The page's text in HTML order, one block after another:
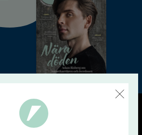
© Tidningen Accent 2026
Personuppgiftspolicy